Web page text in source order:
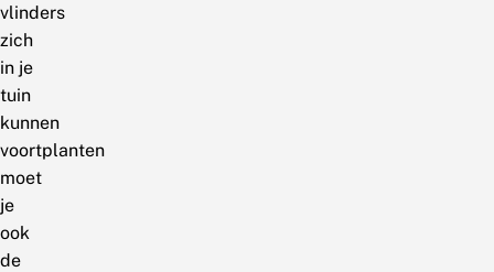
vlinders
zich
in je
tuin
kunnen
voortplanten
moet
je
ook
de